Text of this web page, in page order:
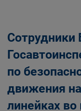
Сотрудники
по
движения
линейках во